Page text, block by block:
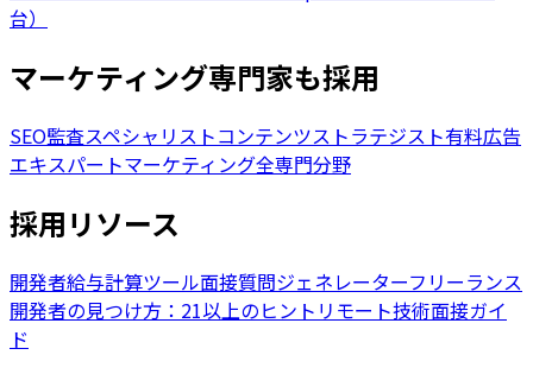
台）
マーケティング専門家も採用
SEO監査スペシャリストコンテンツストラテジスト有料広告
エキスパートマーケティング全専門分野
採用リソース
開発者給与計算ツール面接質問ジェネレーターフリーランス
開発者の見つけ方：21以上のヒント リモート技術面接ガイ
ド